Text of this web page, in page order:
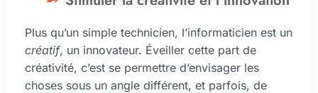
Plus qu’un simple technicien, l’informaticien est un
créatif, un innovateur. Éveiller cette part de
créativité, c’est se permettre d’envisager les
choses sous un angle différent, et parfois, de